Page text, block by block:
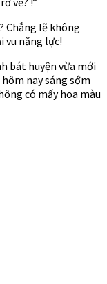
Chẳng lẽ không
vu năng lực!
bát huyện vừa mới
nay sáng sớm
có mấy hoa màu